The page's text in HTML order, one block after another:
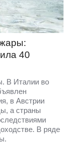
40
В Италии во
в Австрии
а страны
В ряде